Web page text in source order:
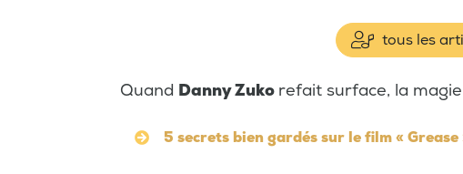
tous les
Quand Danny Zuko refait surface, la
5 secrets bien gardés sur le film « Grease